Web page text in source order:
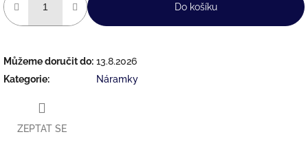
Do košíku
Můžeme doručit do: 13.8.2026
Kategorie: Náramky
ZEPTAT SE